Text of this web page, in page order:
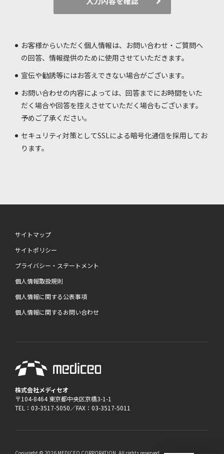
お客様からいただく個人情報は、お問い合わせ・ご質問へ
の回答、情報提供のために使用させていただきます。
宣伝や勧誘等にはお答えできない場合がございます。
お問い合わせの内容によっては、回答までにお時間をいた
だく場合や回答を控えさせていただく場合もございます。
予めご了承ください。
セキュリティ対策としてSSLによる暗号化通信を採用してお
ります。
サイトマップ
サイトポリシー
プライバシー・ステートメント
個人情報取扱規則
個人情報に関する公表事項
個人情報に関するお問い合わせ
株式会社メディセオ
〒104-8464 東京都中央区京橋3-1-1
TEL：03-3517-5050／FAX：03-3517-5011